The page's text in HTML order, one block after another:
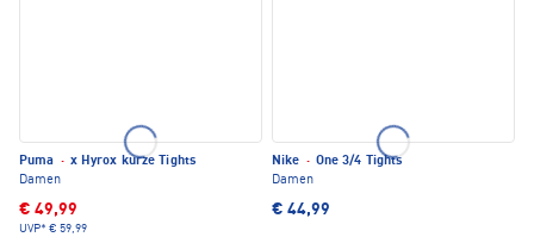
Puma · x Hyrox kurze Tights
Damen
€ 49,99
UVP* € 59,99
Nike · One 3/4 Tights
Damen
€ 44,99